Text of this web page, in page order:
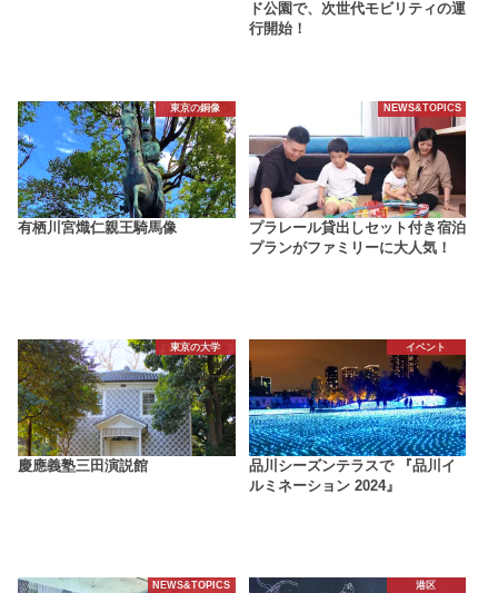
ド公園で、次世代モビリティの運
行開始！
東京の銅像
有栖川宮熾仁親王騎馬像
NEWS&TOPICS
プラレール貸出しセット付き宿泊
プランがファミリーに大人気！
東京の大学
慶應義塾三田演説館
イベント
品川シーズンテラスで 『品川イ
ルミネーション 2024』
NEWS&TOPICS 港区